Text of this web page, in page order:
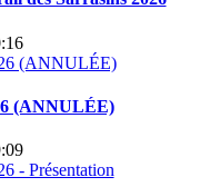
(ANNULÉE)